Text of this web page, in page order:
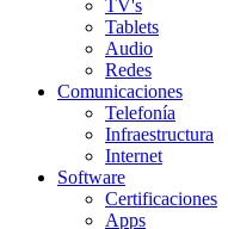
TV's
Tablets
Audio
Redes
Comunicaciones
Telefonía
Infraestructura
Internet
Software
Certificaciones
Apps